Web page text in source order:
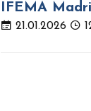
IFEMA
21.01.2026